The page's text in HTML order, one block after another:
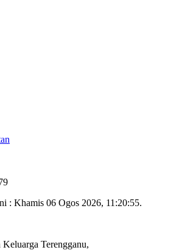
: Khamis 06 Ogos 2026, 11:20:55.
Keluarga Terengganu,